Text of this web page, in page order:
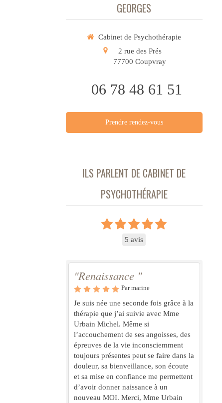
GEORGES
Cabinet de Psychothérapie
2 rue des Prés
77700 Coupvray
06 78 48 61 51
Prendre rendez-vous
ILS PARLENT DE CABINET DE
PSYCHOTHÉRAPIE
5 avis
"Renaissance "
Par marine
Je suis née une seconde fois grâce à la
thérapie que j’ai suivie avec Mme
Urbain Michel. Même si
l’accouchement de ses angoisses, des
épreuves de la vie inconsciemment
toujours présentes peut se faire dans la
douleur, sa bienveillance, son écoute
et sa mise en confiance me permettent
d’avoir donner naissance à un
nouveau MOI. Merci, Mme Urbain